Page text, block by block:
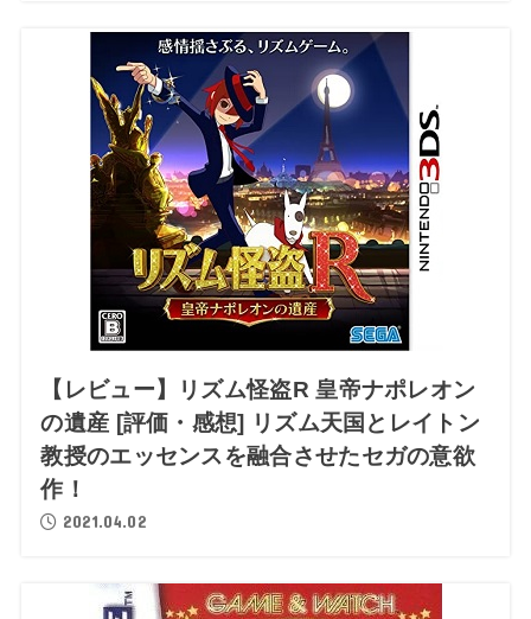
【レビュー】リズム怪盗R 皇帝ナポレオン
の遺産 [評価・感想] リズム天国とレイトン
教授のエッセンスを融合させたセガの意欲
作！
2021.04.02